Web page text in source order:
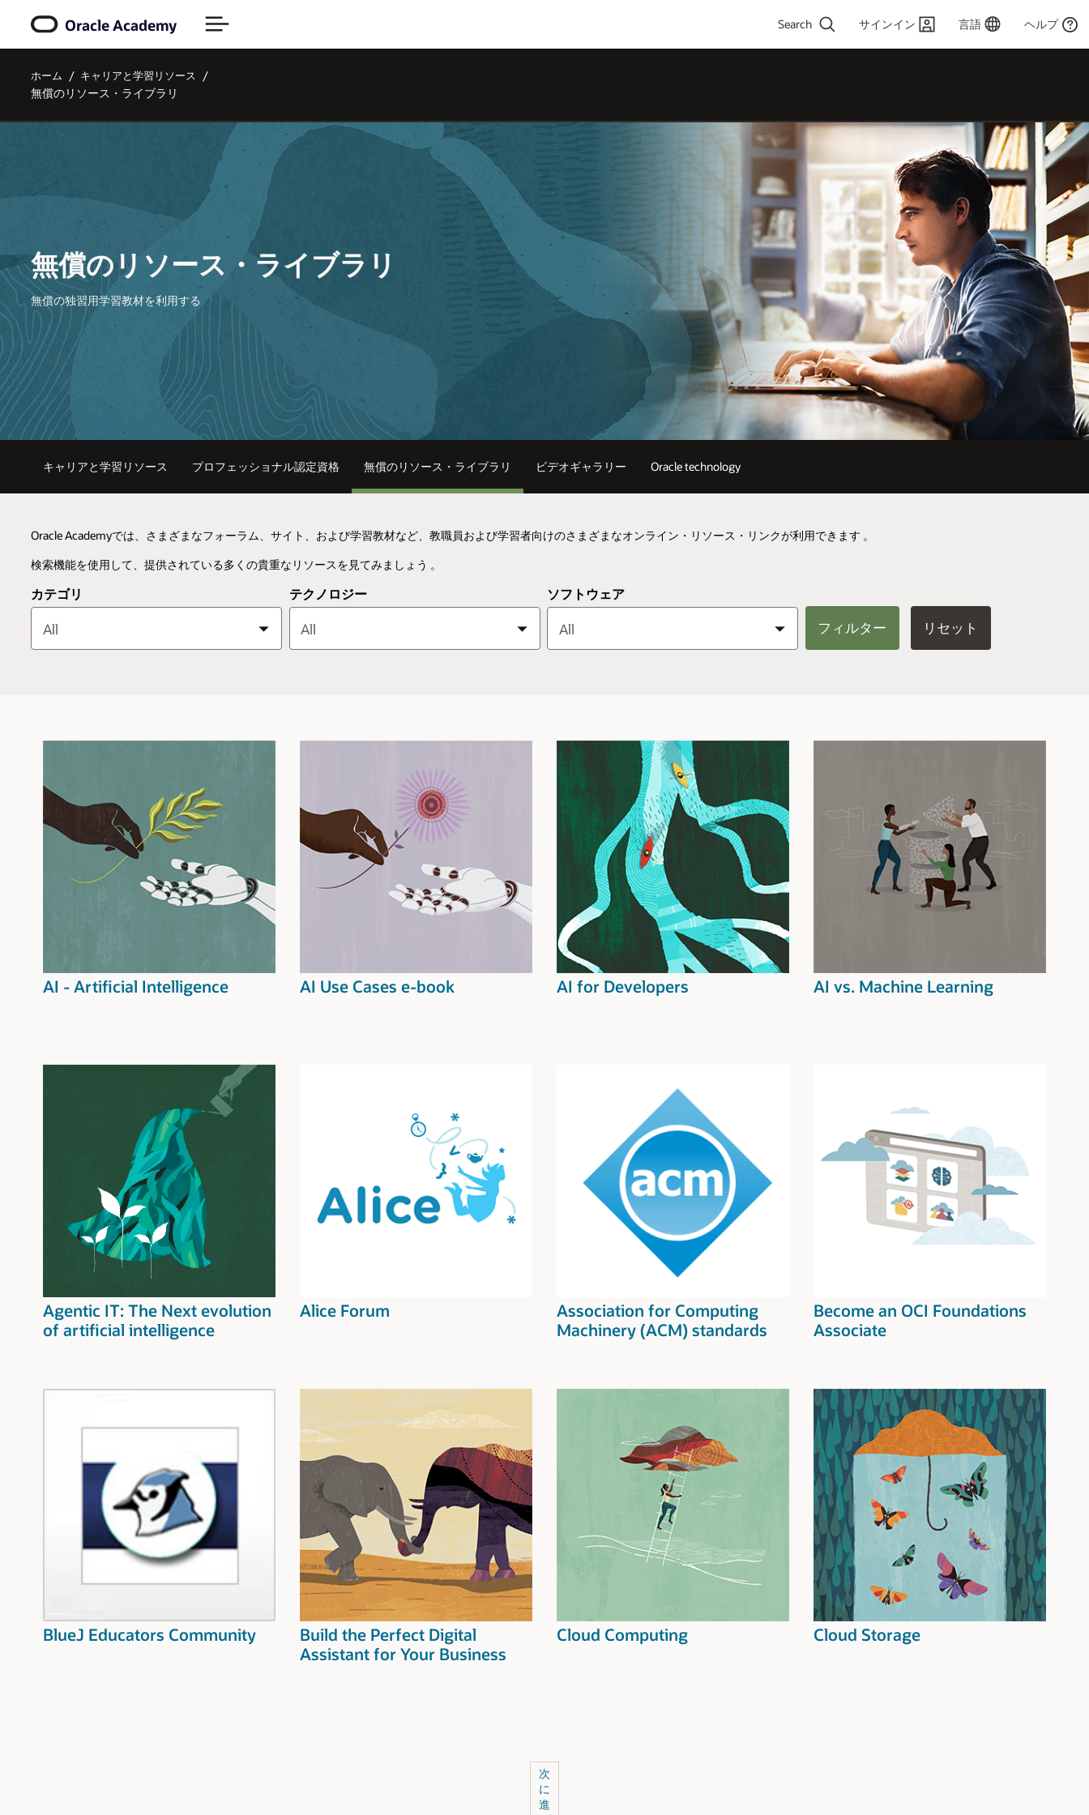
Oracle Academy
Type 2 or more
サインイン 言語 ヘルプ
無償のリソース・ライブラリ
無償の独習用学習教材を利用する
ホーム キャリアと学習リソース
無償のリソース・ライブラリ
キャリアと学習リソース プロフェッショナル認定資格 無償のリソース・ライブラリ ビデオギャラリー Oracle technology
Oracle Academyでは、さまざまなフォーラム、サイト、および学習教材など、教職員および学習者向けのさまざまなオンライン・リソース・リンクが利用できます 。
検索機能を使用して、提供されている多くの貴重なリソースを見てみましょう 。
カテゴリ テクノロジー ソフトウェア
フィルター リセット
AI - Artificial Intelligence AI Use Cases e-book AI for Developers AI vs. Machine Learning
Agentic IT: The Next evolution
of artificial intelligence
Alice Forum
Association for Computing
Machinery (ACM) standards
Become an OCI Foundations
Associate
BlueJ Educators Community
Build the Perfect Digital
Assistant for Your Business
Cloud Computing Cloud Storage
次
に
進